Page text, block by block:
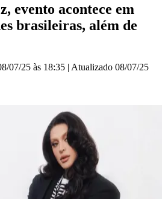
evento acontece em
brasileiras, além de
07/25 às 18:35 | Atualizado 08/07/25